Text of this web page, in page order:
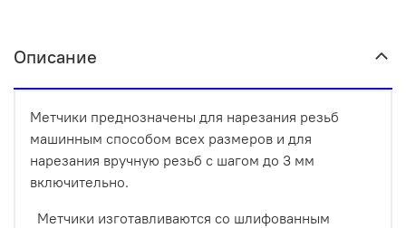
Описание
Метчики преднозначены для нарезания резьб
машинным способом всех размеров и для
нарезания вручную резьб с шагом до 3 мм
включительно.
Метчики изготавливаются со шлифованным